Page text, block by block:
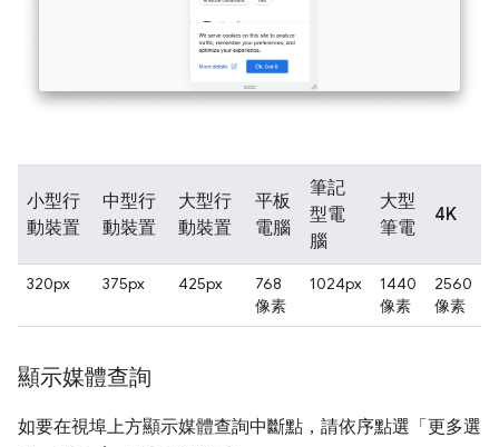
小型行
動裝置
中型行
動裝置
大型行
動裝置
平板
電腦
筆記
型電
腦
大型
筆電
4K
320px 375px 425px
768
像素
1024px
1440
像素
2560
像素
顯示媒體查詢
如要在視埠上方顯示媒體查詢中斷點，請依序點選「更多選